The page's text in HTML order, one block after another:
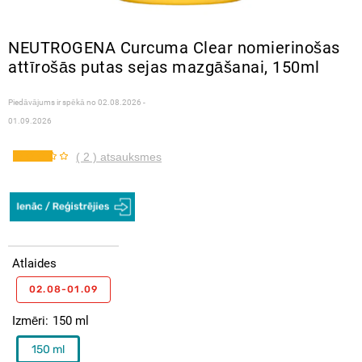
NEUTROGENA Curcuma Clear nomierinošas
attīrošās putas sejas mazgāšanai, 150ml
Piedāvājums ir spēkā no 02.08.2026 -
01.09.2026
( 2 ) atsauksmes
Izmēri 150 ml
150 ml
Atlaides
02.08-01.09